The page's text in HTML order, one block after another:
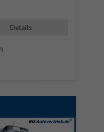
Details